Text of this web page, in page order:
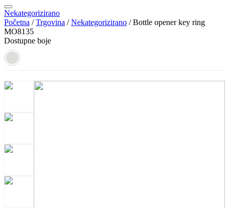
Nekategorizirano
Početna /Trgovina /Nekategorizirano / Bottle opener key ring
MO8135
Dostupne boje